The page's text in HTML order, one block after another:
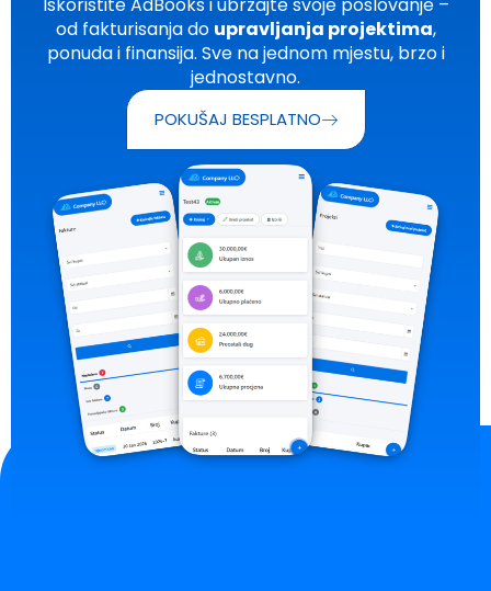
panel
panel
panel
panel
panel
panel
panel
panel
panel
panel
od fakturisanja do upravljanja projektima,
ponuda i finansija. Sve na jednom mjestu, brzo i
jednostavno.
POKUŠAJ BESPLATNO